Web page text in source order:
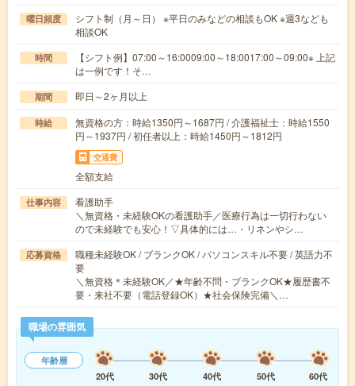
曜日頻度
シフト制（月～日） ※平日のみなどの相談もOK ※週3なども
相談OK
時間
【シフト例】07:00～16:0009:00～18:0017:00～09:00※ 上記
は一例です！そ…
期間 即日～2ヶ月以上
時給
無資格の方：時給1350円～1687円 / 介護福祉士：時給1550
円～1937円 / 初任者以上：時給1450円～1812円
交通費
全額支給
仕事内容
看護助手
＼無資格・未経験OKの看護助手／医療行為は一切行わない
ので未経験でも安心！▽具体的には…・リネンやシ…
応募資格
職種未経験OK / ブランクOK / パソコンスキル不要 / 英語力不
要
＼無資格＊未経験OK／★年齢不問・ブランクOK★履歴書不
要・来社不要（電話登録OK）★社会保険完備＼…
職場の雰囲気
年齢層
20代
30代 40代 50代
60代